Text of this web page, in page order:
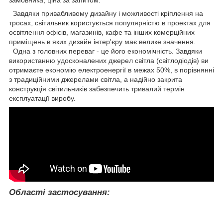
Завдяки привабливому дизайну і можливості кріплення на
тросах, світильник користується популярністю в проектах для
освітлення офісів, магазинів, кафе та інших комерційних
приміщень в яких дизайн інтер'єру має велике значення.
Одна з головних переваг - це його економічність. Завдяки
використанню удосконалених джерел світла (світлодіодів) ви
отримаєте економію електроенергії в межах 50%, в порівнянні
з традиційними джерелами світла, а надійно закрита
конструкція світильників забезпечить тривалий термін
експлуатації виробу.
Області застосування: